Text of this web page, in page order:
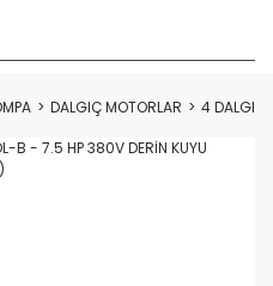
DALGIÇ MOTORLAR 4 DALGIÇ